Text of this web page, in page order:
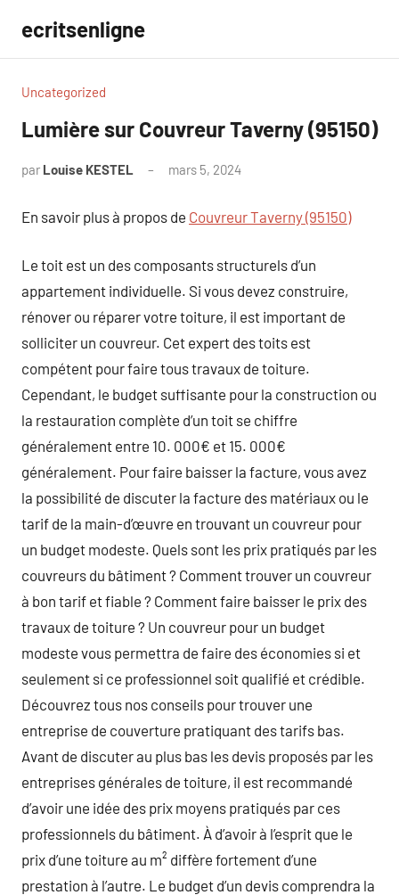
contenu
ecritsenligne
Uncategorized
Lumière sur Couvreur Taverny (95150)
par Louise KESTEL mars 5, 2024
En savoir plus à propos de Couvreur Taverny (95150)
Le toit est un des composants structurels d’un
appartement individuelle. Si vous devez construire,
rénover ou réparer votre toiture, il est important de
solliciter un couvreur. Cet expert des toits est
compétent pour faire tous travaux de toiture.
Cependant, le budget suffisante pour la construction ou
la restauration complète d’un toit se chiffre
généralement entre 10. 000€ et 15. 000€
généralement. Pour faire baisser la facture, vous avez
la possibilité de discuter la facture des matériaux ou le
tarif de la main-d’œuvre en trouvant un couvreur pour
un budget modeste. Quels sont les prix pratiqués par les
couvreurs du bâtiment ? Comment trouver un couvreur
à bon tarif et fiable ? Comment faire baisser le prix des
travaux de toiture ? Un couvreur pour un budget
modeste vous permettra de faire des économies si et
seulement si ce professionnel soit qualifié et crédible.
Découvrez tous nos conseils pour trouver une
entreprise de couverture pratiquant des tarifs bas.
Avant de discuter au plus bas les devis proposés par les
entreprises générales de toiture, il est recommandé
d’avoir une idée des prix moyens pratiqués par ces
professionnels du bâtiment. À d’avoir à l’esprit que le
prix d’une toiture au m² diffère fortement d’une
prestation à l’autre. Le budget d’un devis comprendra la